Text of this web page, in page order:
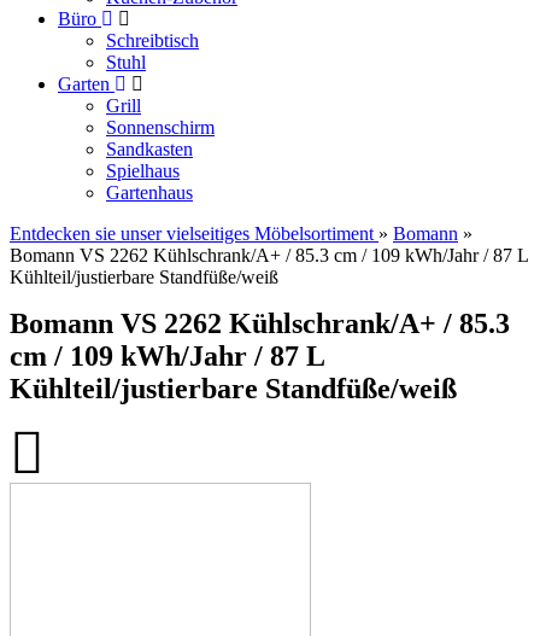
Büro
Schreibtisch
Stuhl
Garten
Grill
Sonnenschirm
Sandkasten
Spielhaus
Gartenhaus
Entdecken sie unser vielseitiges Möbelsortiment » Bomann »
Bomann VS 2262 Kühlschrank/A+ / 85.3 cm / 109 kWh/Jahr / 87 L
Kühlteil/justierbare Standfüße/weiß
Bomann VS 2262 Kühlschrank/A+ / 85.3
cm / 109 kWh/Jahr / 87 L
Kühlteil/justierbare Standfüße/weiß